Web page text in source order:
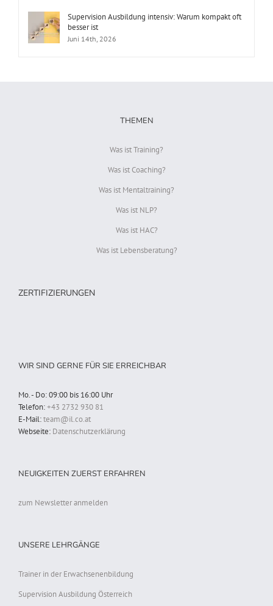
Supervision Ausbildung intensiv: Warum kompakt oft
besser ist
Juni 14th, 2026
THEMEN
Was ist Training?
Was ist Coaching?
Was ist Mentaltraining?
Was ist NLP?
Was ist HAC?
Was ist Lebensberatung?
ZERTIFIZIERUNGEN
WIR SIND GERNE FÜR SIE ERREICHBAR
Mo. - Do: 09:00 bis 16:00 Uhr
Telefon:+43 2732 930 81
E-Mail:team@il.co.at
Webseite: Datenschutzerklärung
NEUIGKEITEN ZUERST ERFAHREN
zum Newsletter anmelden
UNSERE LEHRGÄNGE
Trainer in der Erwachsenenbildung
Supervision Ausbildung Österreich